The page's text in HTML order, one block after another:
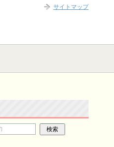
サイトマップ